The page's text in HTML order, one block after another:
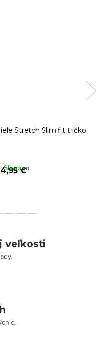
Stretch Slim fit tričko
€
Skladom
veľkosti